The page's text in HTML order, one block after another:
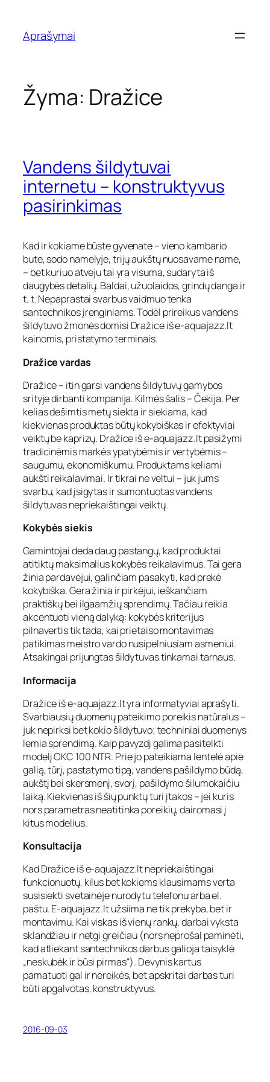
turinio
Aprašymai
Žyma: Dražice
Vandens šildytuvai
internetu – konstruktyvus
pasirinkimas
Kad ir kokiame būste gyvenate – vieno kambario
bute, sodo namelyje, trijų aukštų nuosavame name,
– bet kuriuo atveju tai yra visuma, sudaryta iš
daugybės detalių. Baldai, užuolaidos, grindų danga ir
t. t. Nepaprastai svarbus vaidmuo tenka
santechnikos įrenginiams. Todėl prireikus vandens
šildytuvo žmonės domisi Dražice iš e-aquajazz.lt
kainomis, pristatymo terminais.
Dražice vardas
Dražice – itin garsi vandens šildytuvų gamybos
srityje dirbanti kompanija. Kilmės šalis – Čekija. Per
kelias dešimtis metų siekta ir siekiama, kad
kiekvienas produktas būtų kokybiškas ir efektyviai
veiktų be kaprizų. Dražice iš e-aquajazz.lt pasižymi
tradicinėmis markės ypatybėmis ir vertybėmis –
saugumu, ekonomiškumu. Produktams keliami
aukšti reikalavimai. Ir tikrai ne veltui – juk jums
svarbu, kad įsigytas ir sumontuotas vandens
šildytuvas nepriekaištingai veiktų.
Kokybės siekis
Gamintojai deda daug pastangų, kad produktai
atitiktų maksimalius kokybės reikalavimus. Tai gera
žinia pardavėjui, galinčiam pasakyti, kad prekė
kokybiška. Gera žinia ir pirkėjui, ieškančiam
praktiškų bei ilgaamžių sprendimų. Tačiau reikia
akcentuoti vieną dalyką: kokybės kriterijus
pilnavertis tik tada, kai prietaiso montavimas
patikimas meistro vardo nusipelniusiam asmeniui.
Atsakingai prijungtas šildytuvas tinkamai tarnaus.
Informacija
Dražice iš e-aquajazz.lt yra informatyviai aprašyti.
Svarbiausių duomenų pateikimo poreikis natūralus –
juk nepirksi bet kokio šildytuvo; techniniai duomenys
lemia sprendimą. Kaip pavyzdį galima pasitelkti
modelį OKC 100 NTR. Prie jo pateikiama lentelė apie
galią, tūrį, pastatymo tipą, vandens pašildymo būdą,
aukštį bei skersmenį, svorį, pašildymo šilumokaičiu
laiką. Kiekvienas iš šių punktų turi įtakos – jei kuris
nors parametras neatitinka poreikių, dairomasi į
kitus modelius.
Konsultacija
Kad Dražice iš e-aquajazz.lt nepriekaištingai
funkcionuotų, kilus bet kokiems klausimams verta
susisiekti svetainėje nurodytu telefonu arba el.
paštu. E-aquajazz.lt užsiima ne tik prekyba, bet ir
montavimu. Kai viskas iš vienų rankų, darbai vyksta
sklandžiau ir netgi greičiau (nors neprošal paminėti,
kad atliekant santechnikos darbus galioja taisyklė
„neskubėk ir būsi pirmas“). Devynis kartus
pamatuoti gal ir nereikės, bet apskritai darbas turi
būti apgalvotas, konstruktyvus.
2016-09-03